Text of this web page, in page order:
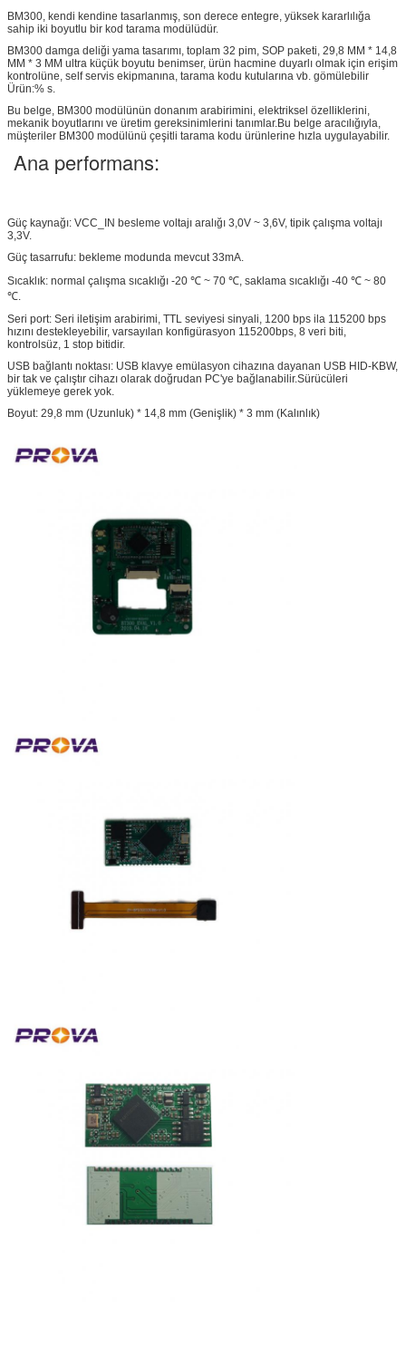
BM300, kendi kendine tasarlanmış, son derece entegre, yüksek kararlılığa
sahip iki boyutlu bir kod tarama modülüdür.
BM300 damga deliği yama tasarımı, toplam 32 pim, SOP paketi, 29,8 MM * 14,8
MM * 3 MM ultra küçük boyutu benimser, ürün hacmine duyarlı olmak için erişim
kontrolüne, self servis ekipmanına, tarama kodu kutularına vb. gömülebilir
Ürün:% s.
Bu belge, BM300 modülünün donanım arabirimini, elektriksel özelliklerini,
mekanik boyutlarını ve üretim gereksinimlerini tanımlar.Bu belge aracılığıyla,
müşteriler BM300 modülünü çeşitli tarama kodu ürünlerine hızla uygulayabilir.
Ana performans:
Güç kaynağı: VCC_IN besleme voltajı aralığı 3,0V ~ 3,6V, tipik çalışma voltajı
3,3V.
Güç tasarrufu: bekleme modunda mevcut 33mA.
Sıcaklık: normal çalışma sıcaklığı -20 ℃ ~ 70 ℃, saklama sıcaklığı -40 ℃ ~ 80
℃.
Seri port: Seri iletişim arabirimi, TTL seviyesi sinyali, 1200 bps ila 115200 bps
hızını destekleyebilir, varsayılan konfigürasyon 115200bps, 8 veri biti,
kontrolsüz, 1 stop bitidir.
USB bağlantı noktası: USB klavye emülasyon cihazına dayanan USB HID-KBW,
bir tak ve çalıştır cihazı olarak doğrudan PC'ye bağlanabilir.Sürücüleri
yüklemeye gerek yok.
Boyut: 29,8 mm (Uzunluk) * 14,8 mm (Genişlik) * 3 mm (Kalınlık)